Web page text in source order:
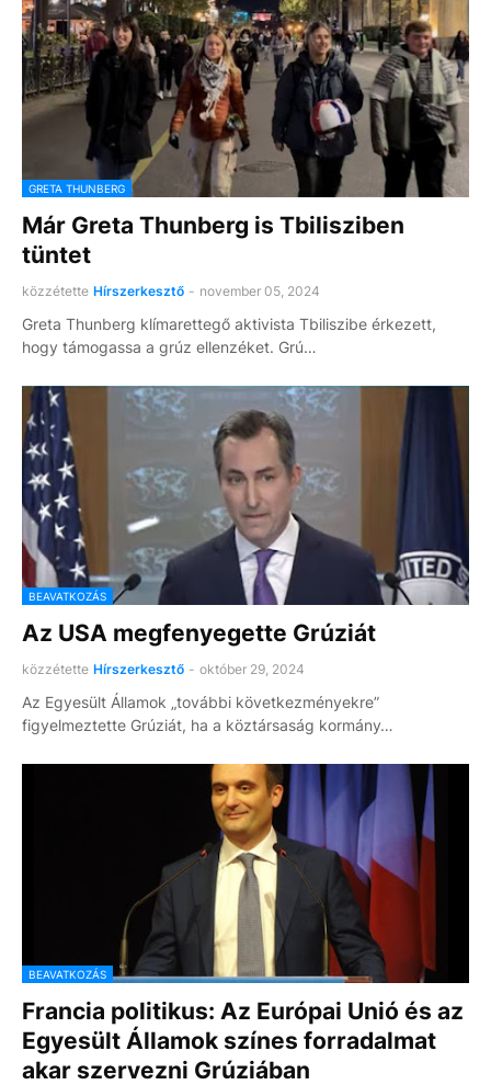
GRETA THUNBERG
Már Greta Thunberg is Tbilisziben
tüntet
közzétette Hírszerkesztő - november 05, 2024
Greta Thunberg klímarettegő aktivista Tbiliszibe érkezett,
hogy támogassa a grúz ellenzéket. Grú…
BEAVATKOZÁS
Az USA megfenyegette Grúziát
közzétette Hírszerkesztő - október 29, 2024
Az Egyesült Államok „további következményekre”
figyelmeztette Grúziát, ha a köztársaság kormány…
BEAVATKOZÁS
Francia politikus: Az Európai Unió és az
Egyesült Államok színes forradalmat
akar szervezni Grúziában